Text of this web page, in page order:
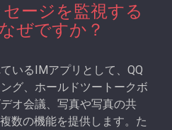
ージを監視する
ぜですか？
いるIMアプリとして、QQ
グ、ホールドツートークボ
オ会議、写真や写真の共
数の機能を提供します。た